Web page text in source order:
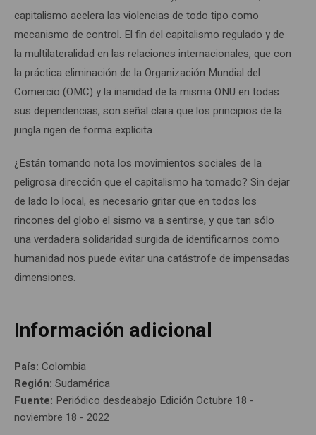
capitalismo acelera las violencias de todo tipo como
mecanismo de control. El fin del capitalismo regulado y de
la multilateralidad en las relaciones internacionales, que con
la práctica eliminación de la Organización Mundial del
Comercio (OMC) y la inanidad de la misma ONU en todas
sus dependencias, son señal clara que los principios de la
jungla rigen de forma explícita.
¿Están tomando nota los movimientos sociales de la
peligrosa dirección que el capitalismo ha tomado? Sin dejar
de lado lo local, es necesario gritar que en todos los
rincones del globo el sismo va a sentirse, y que tan sólo
una verdadera solidaridad surgida de identificarnos como
humanidad nos puede evitar una catástrofe de impensadas
dimensiones.
Información adicional
País: Colombia
Región: Sudamérica
Fuente: Periódico desdeabajo Edición Octubre 18 -
noviembre 18 - 2022